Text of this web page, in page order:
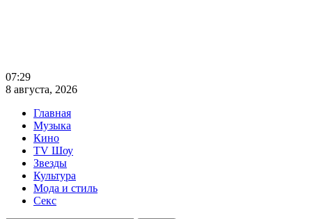
07:29
8 августа, 2026
Главная
Музыка
Кино
TV Шоу
Звезды
Культура
Мода и стиль
Секс